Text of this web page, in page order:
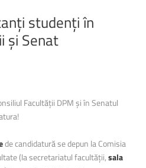
studențiîn
și Senat
Facultății DPM și în Senatul
de candidatură se depun la Comisia
(la secretariatul facultății,sala